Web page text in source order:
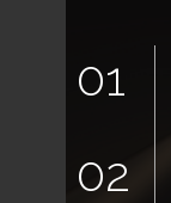
02
01